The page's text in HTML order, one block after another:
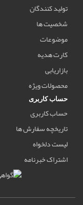
تولید کنندگان
شخصیت ها
موضوعات
کارت هدیه
بازاریابی
محصولات ویژه
حساب کاربری
حساب کاربری
تاریخچه سفارش ها
لیست دلخواه
اشتراک خبرنامه